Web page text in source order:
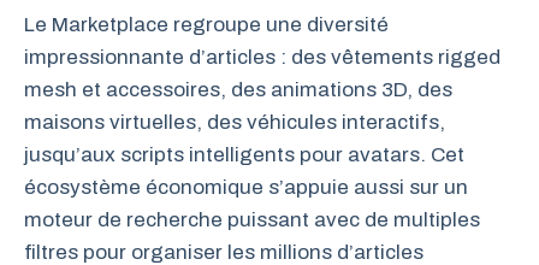
Le Marketplace regroupe une diversité
impressionnante d’articles : des vêtements rigged
mesh et accessoires, des animations 3D, des
maisons virtuelles, des véhicules interactifs,
jusqu’aux scripts intelligents pour avatars. Cet
écosystème économique s’appuie aussi sur un
moteur de recherche puissant avec de multiples
filtres pour organiser les millions d’articles